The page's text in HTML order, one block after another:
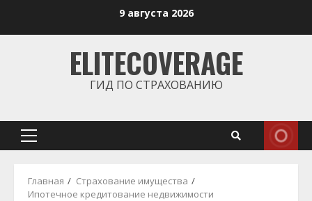
9 августа 2026
ELITECOVERAGE
ГИД ПО СТРАХОВАНИЮ
Основное
Главная
Страхование имущества
Ипотечное кредитование недвижимости